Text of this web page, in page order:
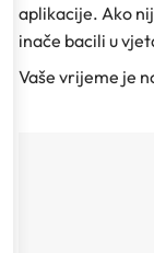
aplikacije. Ako
inače bacili u
Vaše vrijeme je